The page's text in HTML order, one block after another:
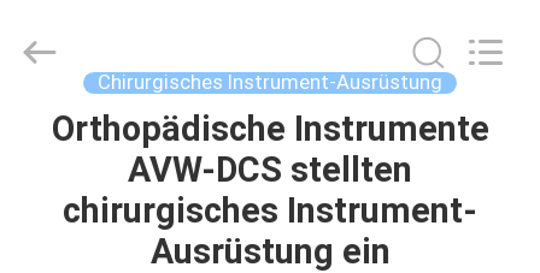
HAUS
PRODUKTE
Copyright
Chirurgisches Instrument-Ausrüstung
Orthopädische Instrumente
AVW-DCS stellten
chirurgisches Instrument-
Ausrüstung ein